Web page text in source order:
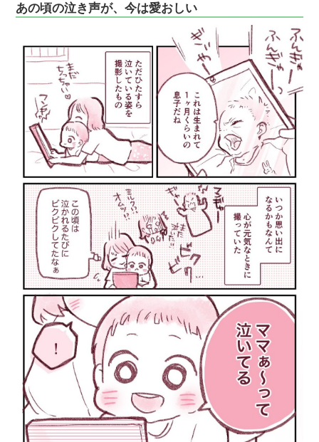
あの頃の泣き声が、今は愛おしい